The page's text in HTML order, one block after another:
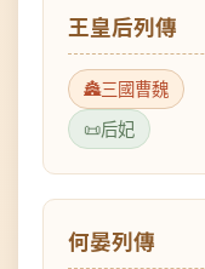
三國曹魏
后妃
何晏列傳
三國曹魏